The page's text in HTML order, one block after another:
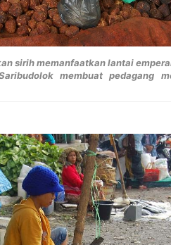
sirih memanfaatkan lantai
membuat pedagang